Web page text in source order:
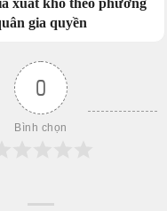
xuất kho theo phương
gia quyền
0
Bình chọn